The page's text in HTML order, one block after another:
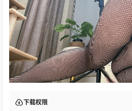
下载权限